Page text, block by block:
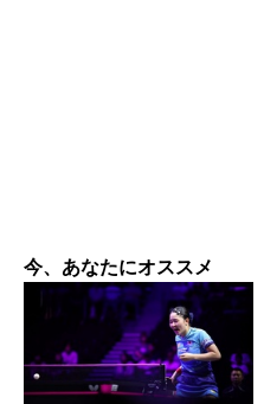
今、あなたにオススメ